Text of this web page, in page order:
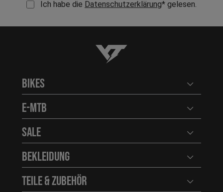
Ich habe die Datenschutzerklärung* gelesen.
YT-Industries
Bikes
E-MTB
Sale
Bekleidung
Teile & Zubehör